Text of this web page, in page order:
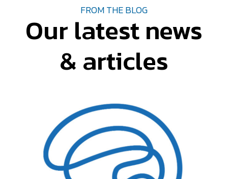
FROM THE BLOG
Our latest news
& articles